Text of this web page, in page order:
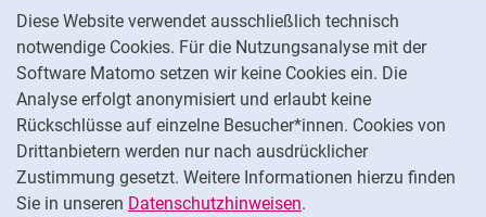
Diese Website verwendet ausschließlich technisch
notwendige Cookies. Für die Nutzungsanalyse mit der
Software Matomo setzen wir keine Cookies ein. Die
Analyse erfolgt anonymisiert und erlaubt keine
Rückschlüsse auf einzelne Besucher*innen. Cookies von
Drittanbietern werden nur nach ausdrücklicher
Zustimmung gesetzt. Weitere Informationen hierzu finden
Sie in unseren Datenschutzhinweisen.
Datenschutz
Barrierefreiheit
Transparenter KI-Einsatz
Impressum
Externer Link: Universität Kassel auf
Facebook(öffnet neues Fenster)
Externer Link: Universität Kassel auf
Instagram (öffnet neues Fenster)